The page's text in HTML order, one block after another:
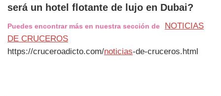
será un hotel flotante de lujo en Dubai?
Puedes encontrar más en nuestra sección de
NOTICIAS
DE CRUCEROS
https://cruceroadicto.com/noticias-de-cruceros.html